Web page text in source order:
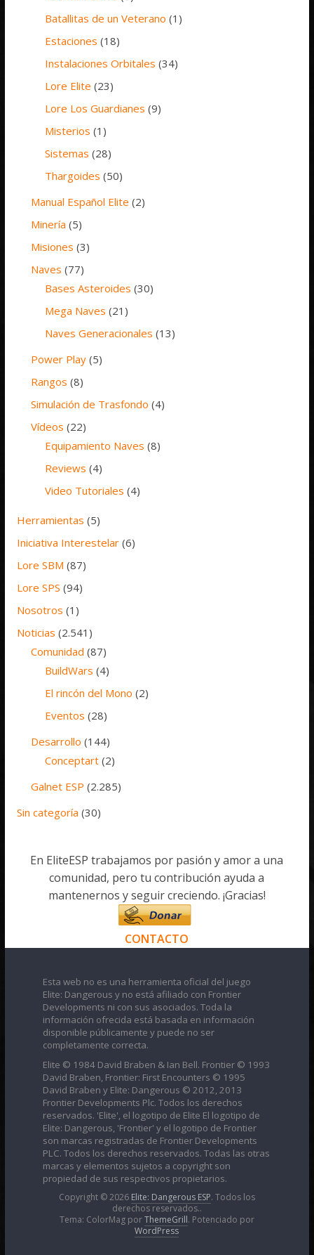
Batallitas de un Veterano (1)
Estaciones (18)
Instalaciones Orbitales (34)
Lore Elite (23)
Lore Los Guardianes (9)
Misterios (1)
Sistemas (28)
Thargoides (50)
Manual Español Elite (2)
Minería (5)
Misiones (3)
Naves (77)
Bases Asteroides (30)
Mega Naves (21)
Naves Generacionales (13)
Power Play (5)
Rangos (8)
Simulación de Trasfondo (4)
Vídeos (22)
Equipamiento Naves (8)
Reviews (4)
Video Tutoriales (4)
Herramientas (5)
Iniciativa Interestelar (6)
Lore SBM (87)
Lore SPS (94)
Nosotros (1)
Noticias (2.541)
Comunidad (87)
BuildWars (4)
El rincón del Mono (2)
Eventos (28)
Desarrollo (144)
Conceptart (2)
Galnet ESP (2.285)
Sin categoría (30)
En EliteESP trabajamos por pasión y amor a una
comunidad, pero tu contribución ayuda a
mantenernos y seguir creciendo. ¡Gracias!
CONTACTO
Esta web no es una herramienta oficial del juego
Elite: Dangerous y no está afiliado con Frontier
Developments ni con sus asociados. Toda la
información ofrecida está basada en información
disponible públicamente y puede no ser
completamente correcta.
Elite © 1984 David Braben & Ian Bell. Frontier © 1993
David Braben, Frontier: First Encounters © 1995
David Braben y Elite: Dangerous © 2012, 2013
Frontier Developments Plc. Todos los derechos
reservados. 'Elite', el logotipo de Elite El logotipo de
Elite: Dangerous, 'Frontier' y el logotipo de Frontier
son marcas registradas de Frontier Developments
PLC. Todos los derechos reservados. Todas las otras
marcas y elementos sujetos a copyright son
propiedad de sus respectivos propietarios.
Copyright © 2026 Elite: Dangerous ESP. Todos los
derechos reservados..
Tema: ColorMag porThemeGrill. Potenciado por
WordPress